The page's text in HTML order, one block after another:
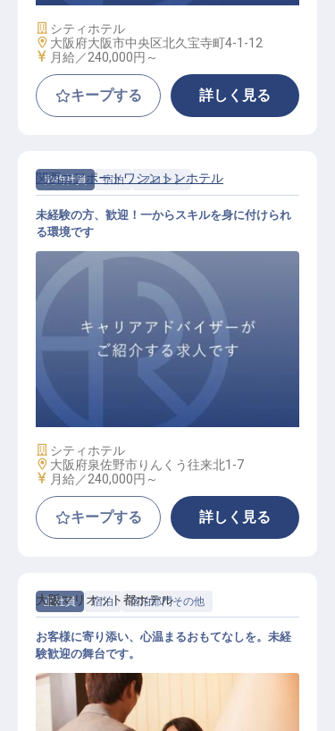
施設業態
シティホテル
勤務地
大阪府大阪市中央区北久宝寺町4-1-12
給与
月給／240,000円～
キープする 詳しく見る
契約社員 宿泊 フロント
フロント
関西エアポートワシントンホテル
未経験の方、歓迎！一からスキルを身に付けられ
る環境です
施設業態
シティホテル
勤務地
大阪府泉佐野市りんくう往来北1-7
給与
月給／240,000円～
キープする 詳しく見る
正社員 宿泊 宿泊部門その他
大阪マリオット都ホテル
お客様に寄り添い、心温まるおもてなしを。未経
験歓迎の舞台です。